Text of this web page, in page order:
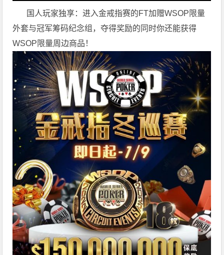
国人玩家独享：进入金戒指赛的FT加赠WSOP限量
外套与冠军筹码纪念组，夺得奖励的同时你还能获得
WSOP限量周边商品！